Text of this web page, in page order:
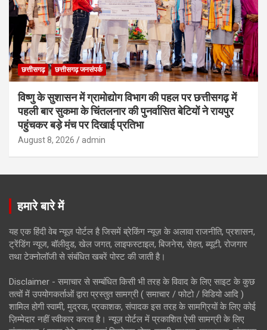
छत्तीसगढ़ छत्तीसगढ़ जनसंपर्क
विष्णु के सुशासन में ग्रामोद्योग विभाग की पहल पर छत्तीसगढ़ में
पहली बार सुकमा के चिंतलनार की पुनर्वासित बेटियों ने रायपुर
पहुंचकर बड़े मंच पर दिखाई प्रतिभा
August 8, 2026 admin
हमारे बारे में
यह एक हिंदी वेब न्यूज़ पोर्टल है जिसमें ब्रेकिंग न्यूज़ के अलावा राजनीति, प्रशासन,
ट्रेंडिंग न्यूज, बॉलीवुड, खेल जगत, लाइफस्टाइल, बिजनेस, सेहत, ब्यूटी, रोजगार
तथा टेक्नोलॉजी से संबंधित खबरें पोस्ट की जाती है।
Disclaimer - समाचार से सम्बंधित किसी भी तरह के विवाद के लिए साइट के कुछ
तत्वों में उपयोगकर्ताओं द्वारा प्रस्तुत सामग्री ( समाचार / फोटो / विडियो आदि )
शामिल होगी स्वामी, मुद्रक, प्रकाशक, संपादक इस तरह के सामग्रियों के लिए कोई
ज़िम्मेदार नहीं स्वीकार करता है। न्यूज़ पोर्टल में प्रकाशित ऐसी सामग्री के लिए